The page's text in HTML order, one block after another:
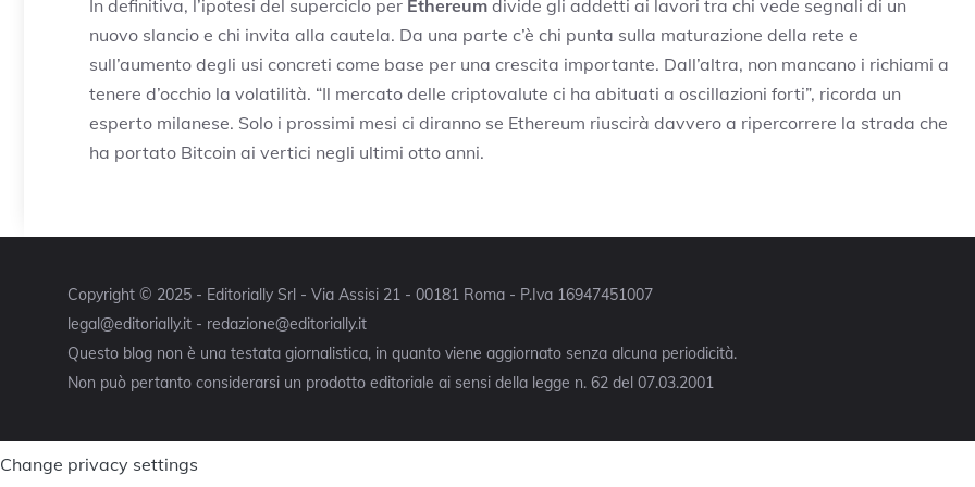
In definitiva, l’ipotesi del superciclo per Ethereum divide gli addetti ai lavori tra chi vede segnali di un
nuovo slancio e chi invita alla cautela. Da una parte c’è chi punta sulla maturazione della rete e
sull’aumento degli usi concreti come base per una crescita importante. Dall’altra, non mancano i richiami a
tenere d’occhio la volatilità. “Il mercato delle criptovalute ci ha abituati a oscillazioni forti”, ricorda un
esperto milanese. Solo i prossimi mesi ci diranno se Ethereum riuscirà davvero a ripercorrere la strada che
ha portato Bitcoin ai vertici negli ultimi otto anni.
Copyright © 2025 - Editorially Srl - Via Assisi 21 - 00181 Roma - P.Iva 16947451007
legal@editorially.it - redazione@editorially.it
Questo blog non è una testata giornalistica, in quanto viene aggiornato senza alcuna periodicità.
Non può pertanto considerarsi un prodotto editoriale ai sensi della legge n. 62 del 07.03.2001
Change privacy settings